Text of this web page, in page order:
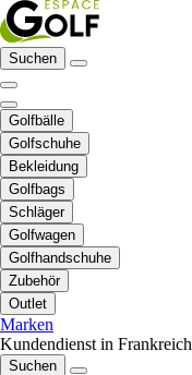
Suchen
Golfbälle
Golfschuhe
Bekleidung
Golfbags
Schläger
Golfwagen
Golfhandschuhe
Zubehör
Outlet
Marken
Kundendienst in Frankreich
Suchen